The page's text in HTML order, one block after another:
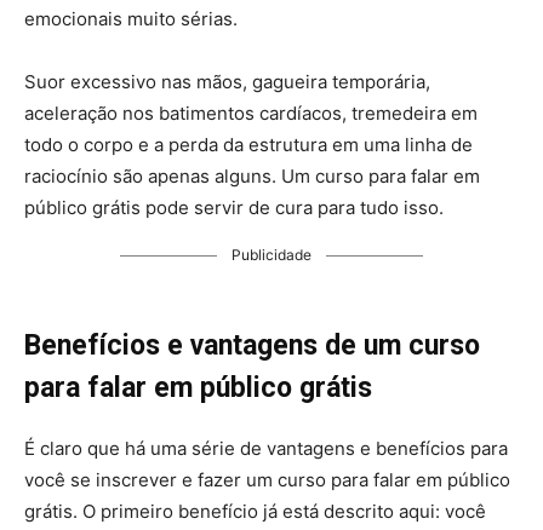
emocionais muito sérias.
Suor excessivo nas mãos, gagueira temporária,
aceleração nos batimentos cardíacos, tremedeira em
todo o corpo e a perda da estrutura em uma linha de
raciocínio são apenas alguns. Um curso para falar em
público grátis pode servir de cura para tudo isso.
Publicidade
Benefícios e vantagens de um curso
para falar em público grátis
É claro que há uma série de vantagens e benefícios para
você se inscrever e fazer um curso para falar em público
grátis. O primeiro benefício já está descrito aqui: você